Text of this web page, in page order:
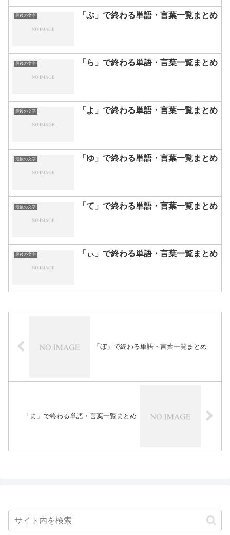
最後の文字 「ぶ」で終わる単語・言葉一覧まとめ
最後の文字 「ら」で終わる単語・言葉一覧まとめ
最後の文字 「よ」で終わる単語・言葉一覧まとめ
最後の文字 「ゆ」で終わる単語・言葉一覧まとめ
最後の文字 「て」で終わる単語・言葉一覧まとめ
最後の文字 「ぃ」で終わる単語・言葉一覧まとめ
「ぼ」で終わる単語・言葉一覧まとめ
「ま」で終わる単語・言葉一覧まとめ